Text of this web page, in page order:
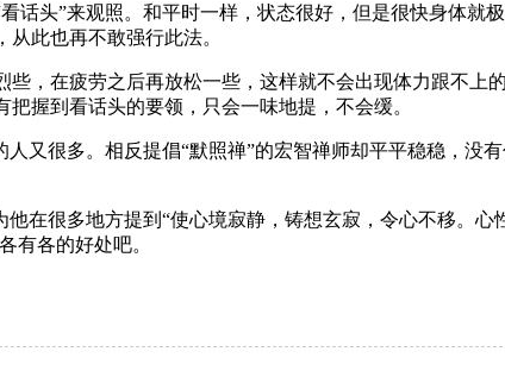
头”来观照。和平时一样，状态很好，但是很快身体就
此也再不敢强行此法。
在疲劳之后再放松一些，这样就不会出现体力跟不上
握到看话头的要领，只会一味地提，不会缓。
很多。相反提倡“默照禅”的宏智禅师却平平稳稳，没
很多地方提到“使心境寂静，铸想玄寂，令心不移。心
有各的好处吧。